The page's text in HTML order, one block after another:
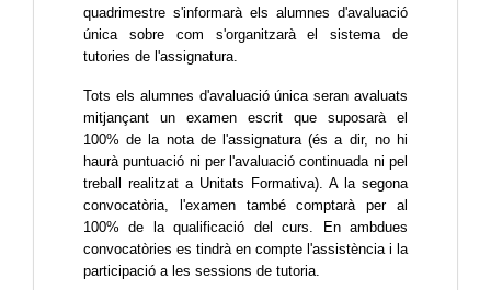
quadrimestre s'informarà els alumnes d'avaluació
única sobre com s'organitzarà el sistema de
tutories de l'assignatura.
Tots els alumnes d'avaluació única seran avaluats
mitjançant un examen escrit que suposarà el
100% de la nota de l'assignatura (és a dir, no hi
haurà puntuació ni per l'avaluació continuada ni pel
treball realitzat a Unitats Formativa). A la segona
convocatòria, l'examen també comptarà per al
100% de la qualificació del curs. En ambdues
convocatòries es tindrà en compte l'assistència i la
participació a les sessions de tutoria.